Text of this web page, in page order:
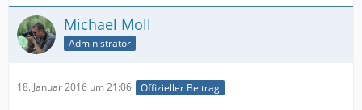
Michael Moll
Administrator
18. Januar 2016 um 21:06 Offizieller Beitrag